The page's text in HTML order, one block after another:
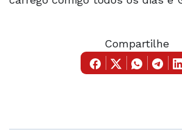
Compartilhe